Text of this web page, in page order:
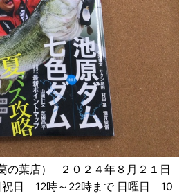
葉店） ２０２４年８月２１日
日 12時～22時まで 日曜日 10